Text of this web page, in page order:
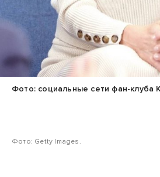
Фото: социальные сети фан-клуба
Фото: Getty Images.